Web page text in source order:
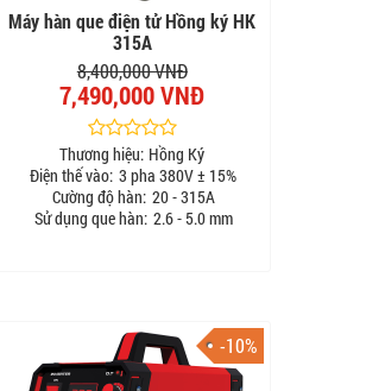
Máy hàn que điện tử Hồng ký HK
315A
8,400,000 VNĐ
7,490,000 VNĐ
Thương hiệu: Hồng Ký
Điện thế vào: 3 pha 380V ± 15%
Cường độ hàn: 20 - 315A
Sử dụng que hàn: 2.6 - 5.0 mm
-10%